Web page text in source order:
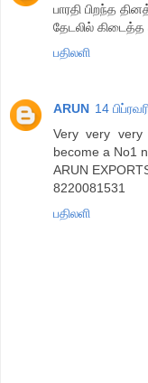
பாரதி பிறந்த
தேடலில் கிடைத்த
பதிலளி
ARUN 14
Very very
become a No1
ARUN
8220081531
பதிலளி